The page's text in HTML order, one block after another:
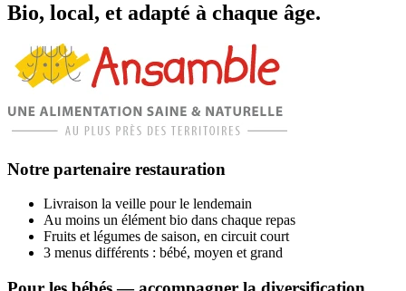
Bio, local, et adapté à chaque âge.
Notre partenaire restauration
Livraison la veille pour le lendemain
Au moins un élément bio dans chaque repas
Fruits et légumes de saison, en circuit court
3 menus différents : bébé, moyen et grand